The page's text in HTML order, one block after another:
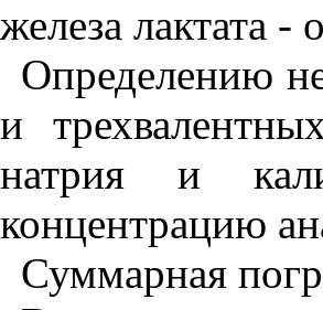
железа лактата -
Определению
и
натрия и
концентрацию
Суммарная